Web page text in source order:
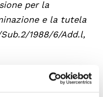
per la
e la tutela
1988/6/Add.l,